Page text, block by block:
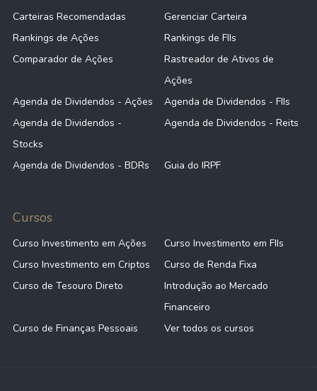
Carteiras Recomendadas
Gerenciar Carteira
Rankings de Ações
Rankings de FIIs
Comparador de Ações
Rastreador de Ativos de
Ações
Agenda de Dividendos - Ações
Agenda de Dividendos - FIIs
Agenda de Dividendos -
Stocks
Agenda de Dividendos - Reits
Agenda de Dividendos - BDRs Guia do IRPF
Cursos
Curso Investimento em Ações
Curso Investimento em FIIs
Curso Investimento em Criptos
Curso de Renda Fixa
Curso de Tesouro Direto
Introdução ao Mercado
Financeiro
Curso de Finanças Pessoais
Ver todos os cursos